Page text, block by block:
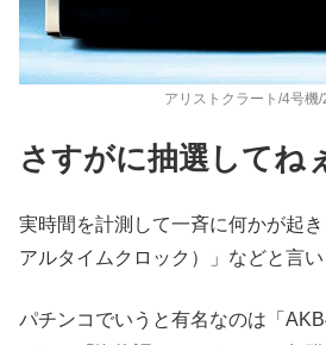
アリストクラート/4号機
さすがに抽選してね
実時間を計測して一斉に何かが起
アルタイムクロック）」などと言い
パチンコでいうと有名なのは「